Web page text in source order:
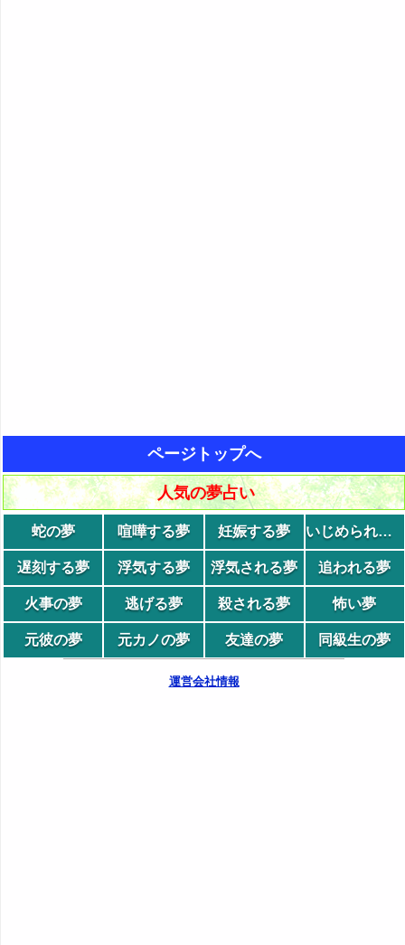
ページトップへ
人気の夢占い
蛇の夢 喧嘩する夢 妊娠する夢 いじめられる夢
遅刻する夢 浮気する夢 浮気される夢 追われる夢
火事の夢 逃げる夢 殺される夢 怖い夢
元彼の夢 元カノの夢 友達の夢 同級生の夢
運営会社情報